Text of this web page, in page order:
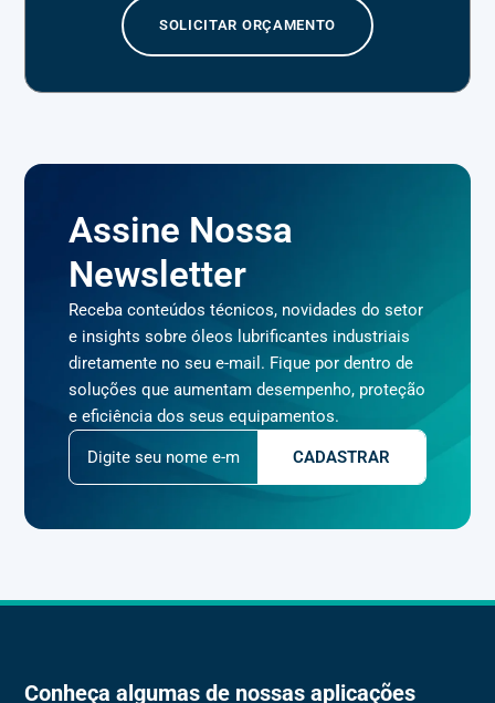
SOLICITAR ORÇAMENTO
Assine Nossa
Newsletter
Receba conteúdos técnicos, novidades do setor
e insights sobre óleos lubrificantes industriais
diretamente no seu e-mail. Fique por dentro de
soluções que aumentam desempenho, proteção
e eficiência dos seus equipamentos.
Conheça algumas de nossas aplicações